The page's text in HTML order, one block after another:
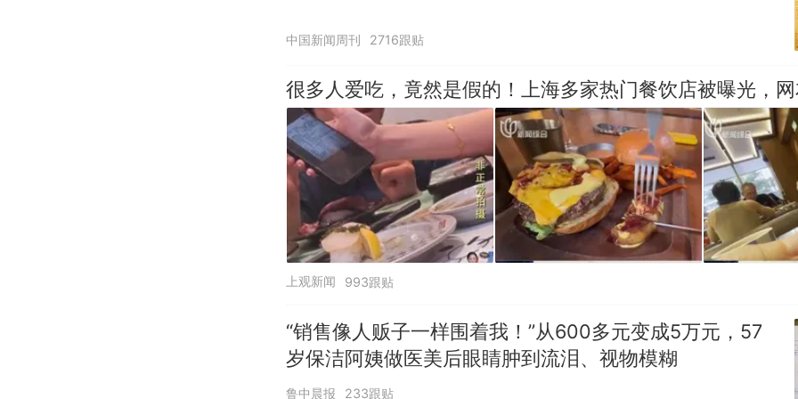
中国新闻周刊 2716跟贴
很多人爱吃，竟然是假的！上海多家热门餐饮店被曝光，
上观新闻 993跟贴
“销售像人贩子一样围着我！”从600多元变成5万元，57
岁保洁阿姨做医美后眼睛肿到流泪、视物模糊
鲁中晨报 233跟贴